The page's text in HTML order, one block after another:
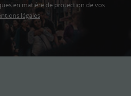
en matière de protection de vos
légales